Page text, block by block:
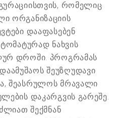
რომელიც
ორგანიზაციის
დააფასებენ
ნახვის
დროში. პროგრამას
შეუზღუდავი
შეასრულოს მრავალი
დაკარგვის გარეშე.
შექმნან